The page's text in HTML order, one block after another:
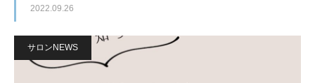
2022.09.26
サロンNEWS